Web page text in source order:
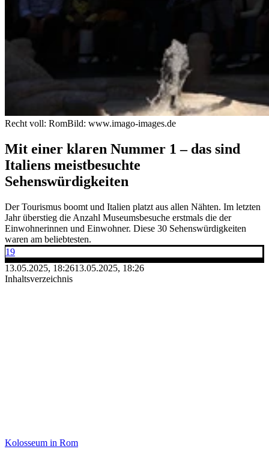
Recht voll: RomBild: www.imago-images.de
Mit einer klaren Nummer 1 – das sind
Italiens meistbesuchte
Sehenswürdigkeiten
Der Tourismus boomt und Italien platzt aus allen Nähten. Im letzten
Jahr überstieg die Anzahl Museumsbesuche erstmals die der
Einwohnerinnen und Einwohner. Diese 30 Sehenswürdigkeiten
waren am beliebtesten.
19
13.05.2025, 18:2613.05.2025, 18:26
Inhaltsverzeichnis
Kolosseum in Rom